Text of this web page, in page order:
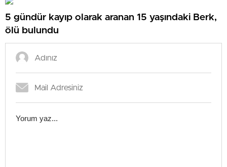
5 gündür kayıp olarak aranan 15 yaşındaki Berk,
ölü bulundu